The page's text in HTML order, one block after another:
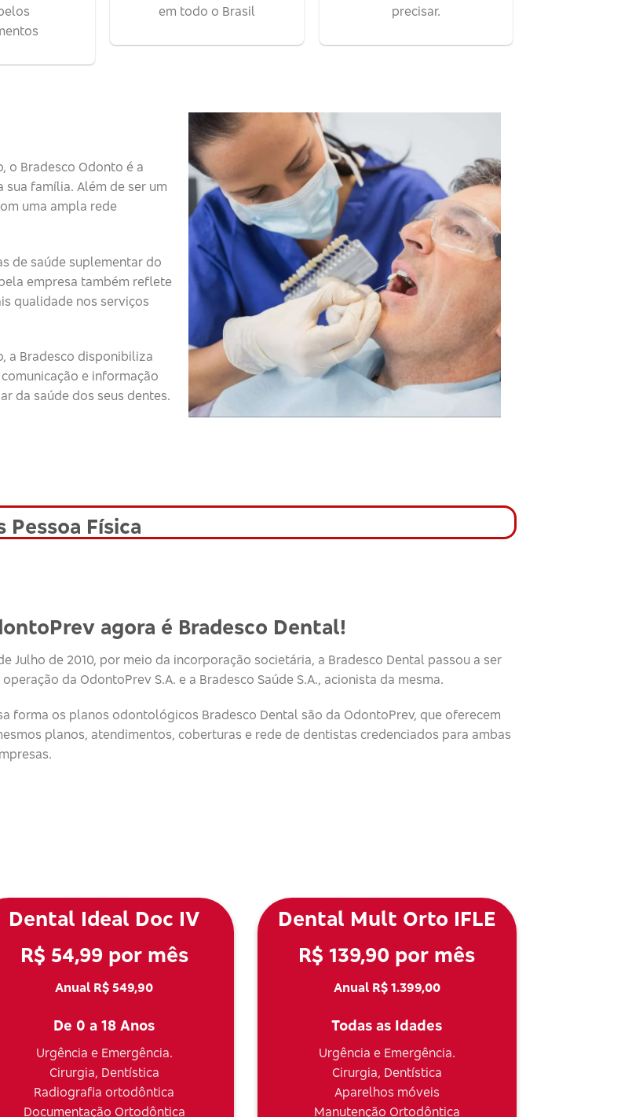
em todo o Brasil
precisar.
o Bradesco Odonto é a
família. Além de ser um
uma ampla rede
de saúde suplementar do
empresa também reflete
qualidade nos serviços
a Bradesco disponibiliza
e informação
da saúde dos seus dentes.
Pessoa Física
agora é Bradesco Dental!
Julho de 2010, por meio da incorporação societária, a Bradesco Dental passou a ser
operação da OdontoPrev S.A. e a Bradesco Saúde S.A., acionista da mesma.
forma os planos odontológicos Bradesco Dental são da OdontoPrev, que oferecem
planos, atendimentos, coberturas e rede de dentistas credenciados para ambas
Dental Ideal Doc IV
R$ 54,99 por mês
Anual R$ 549,90
De 0 a 18 Anos
Urgência e Emergência.
Cirurgia, Dentística
Radiografia ortodôntica
Documentação Ortodôntica
Dental Mult Orto IFLE
R$ 139,90 por mês
Anual R$ 1.399,00
Todas as Idades
Urgência e Emergência.
Cirurgia, Dentística
Aparelhos móveis
Manutenção Ortodôntica